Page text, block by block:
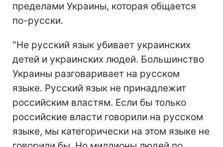
пределами Украины, которая общается
по-русски.
"Не русский язык убивает украинских
детей и украинских людей. Большинство
Украины разговаривает на русском
языке. Русский язык не принадлежит
российским властям. Если бы только
российские власти говорили на русском
языке, мы категорически на этом языке не